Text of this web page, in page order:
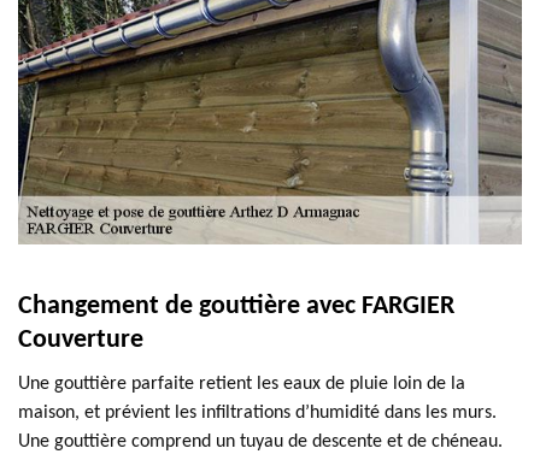
Changement de gouttière avec FARGIER
Couverture
Une gouttière parfaite retient les eaux de pluie loin de la
maison, et prévient les infiltrations d’humidité dans les murs.
Une gouttière comprend un tuyau de descente et de chéneau.